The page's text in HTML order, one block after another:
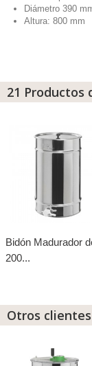
Diámetro 390
Altura: 800 mm
21 Productos
Bidón Madurador
200...
Otros